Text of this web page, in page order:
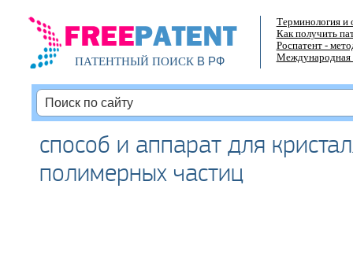
ПАТЕНТНЫЙ ПОИСКВ РФ
Терминология и
Как получить
Роспатент -
Международная
способ и аппарат для
полимерных частиц